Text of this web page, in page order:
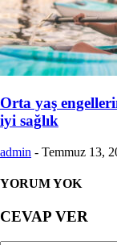
Orta yaş
iyi sağlık
admin - Temmuz 13,
YORUM YOK
CEVAP VER